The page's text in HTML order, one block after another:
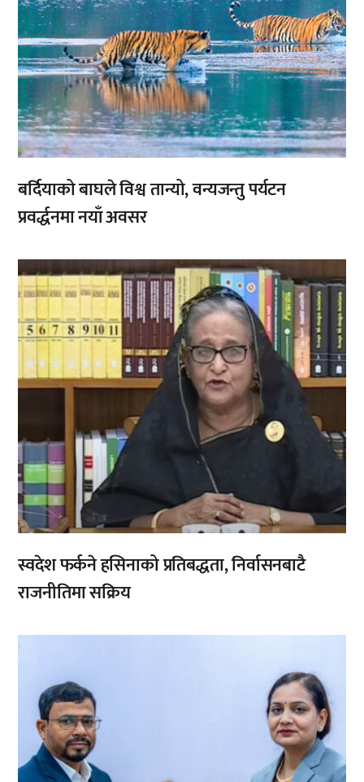
बर्दियाको बाघले विश्व तान्यो, वन्यजन्तु पर्यटन
प्रवर्द्धनमा नयाँ अवसर
,,
स्वदेश फर्कने हसिनाको प्रतिबद्धता, निर्वासनबाटै
राजनीतिमा सक्रिय
,